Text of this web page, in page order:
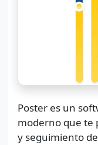
Poster es un
moderno que te
y seguimiento